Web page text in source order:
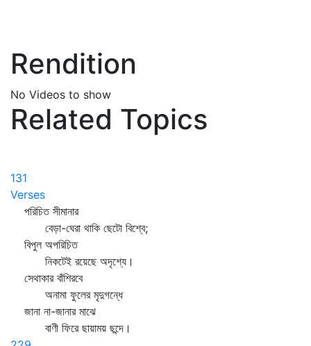
Rendition
No Videos to show
Related Topics
131
Verses
পরিচিত সীমানার
বেড়া-ঘেরা থাকি ছেটো বিশ্বে;
বিপুল অপরিচিত
নিকটেই রয়েছে অদৃশ্যে।
সেথাকার বাঁশিরবে
অনামা ফুলের মৃদুগন্ধে
জানা না-জানার মাঝে
বাণী ফিরে ছায়াময় ছন্দে।